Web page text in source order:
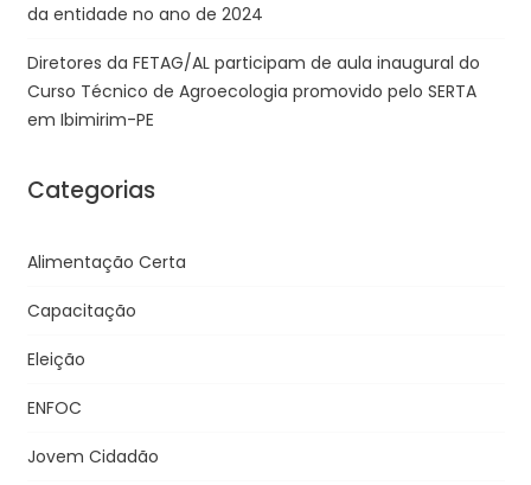
da entidade no ano de 2024
Diretores da FETAG/AL participam de aula inaugural do
Curso Técnico de Agroecologia promovido pelo SERTA
em Ibimirim-PE
Categorias
Alimentação Certa
Capacitação
Eleição
ENFOC
Jovem Cidadão